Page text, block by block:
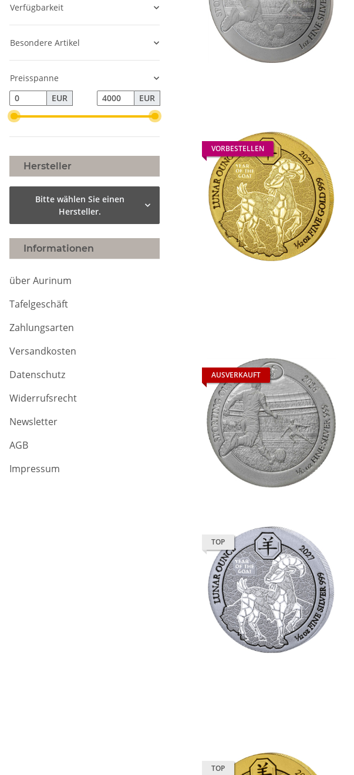
VORBESTELLEN
AUSVERKAUFT
TOP
TOP
Verfügbarkeit
Besondere Artikel
Preisspanne
EUR
EUR
Hersteller
Bitte wählen Sie einen
Hersteller.
Informationen
über Aurinum
Tafelgeschäft
Zahlungsarten
Versandkosten
Datenschutz
Widerrufsrecht
Newsletter
AGB
Impressum